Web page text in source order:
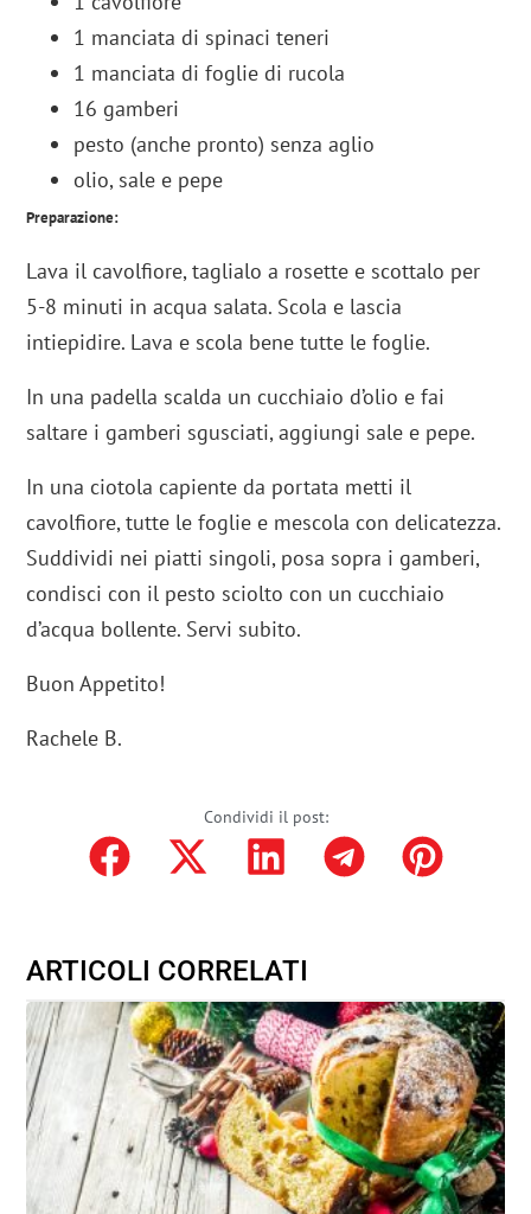
1 manciata di spinaci teneri
1 manciata di foglie di rucola
16 gamberi
pesto (anche pronto) senza aglio
olio, sale e pepe
Preparazione:
Lava il cavolfiore, taglialo a rosette e scottalo per
5-8 minuti in acqua salata. Scola e lascia
intiepidire. Lava e scola bene tutte le foglie.
In una padella scalda un cucchiaio d’olio e fai
saltare i gamberi sgusciati, aggiungi sale e pepe.
In una ciotola capiente da portata metti il
cavolfiore, tutte le foglie e mescola con delicatezza.
Suddividi nei piatti singoli, posa sopra i gamberi,
condisci con il pesto sciolto con un cucchiaio
d’acqua bollente. Servi subito.
Buon Appetito!
Rachele B.
Condividi il post:
ARTICOLI CORRELATI